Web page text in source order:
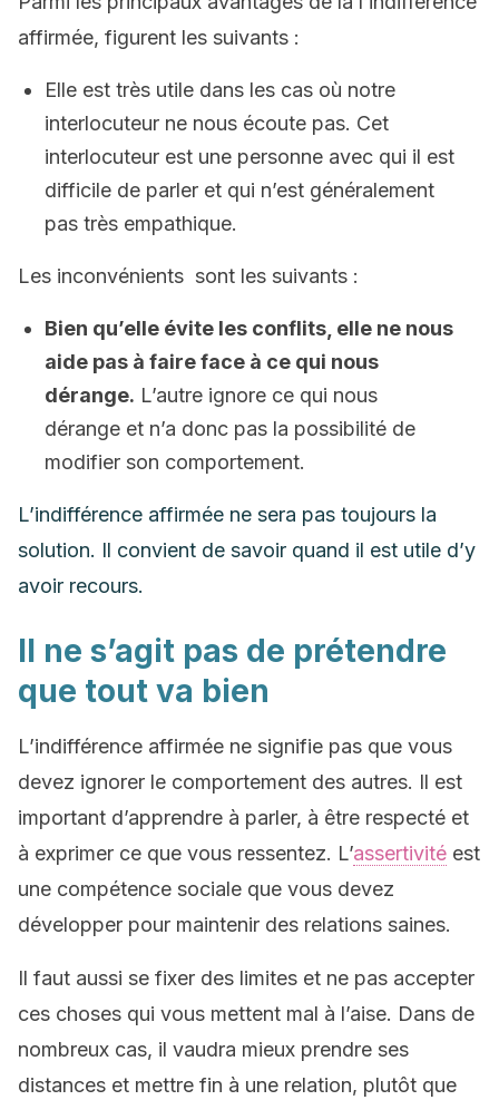
affirmée, figurent les suivants :
Elle est très utile dans les cas où notre
interlocuteur ne nous écoute pas. Cet
interlocuteur est une personne avec qui il est
difficile de parler et qui n’est généralement
pas très empathique.
Les inconvénients sont les suivants :
Bien qu’elle évite les conflits, elle ne nous
aide pas à faire face à ce qui nous
dérange. L’autre ignore ce qui nous
dérange et n’a donc pas la possibilité de
modifier son comportement.
L’indifférence affirmée ne sera pas toujours la
solution. Il convient de savoir quand il est utile d’y
avoir recours.
Il ne s’agit pas de prétendre
que tout va bien
L’indifférence affirmée ne signifie pas que vous
devez ignorer le comportement des autres. Il est
important d’apprendre à parler, à être respecté et
à exprimer ce que vous ressentez. L’assertivité est
une compétence sociale que vous devez
développer pour maintenir des relations saines.
Il faut aussi se fixer des limites et ne pas accepter
ces choses qui vous mettent mal à l’aise. Dans de
nombreux cas, il vaudra mieux prendre ses
distances et mettre fin à une relation, plutôt que